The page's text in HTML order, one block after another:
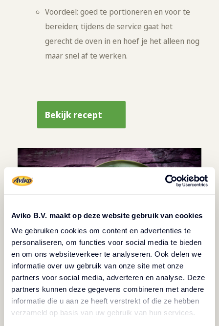
Aviko B.V. maakt op deze website gebruik van cookies
We gebruiken cookies om content en advertenties te
personaliseren, om functies voor social media te bieden
en om ons websiteverkeer te analyseren. Ook delen we
informatie over uw gebruik van onze site met onze
partners voor social media, adverteren en analyse. Deze
partners kunnen deze gegevens combineren met andere
informatie die u aan ze heeft verstrekt of die ze hebben
verzameld op basis van uw gebruik van hun services.
Voordeel: goed te portioneren en voor te
bereiden; tijdens de service gaat het
gerecht de oven in en hoef je het alleen nog
maar snel af te werken.
Bekijk recept